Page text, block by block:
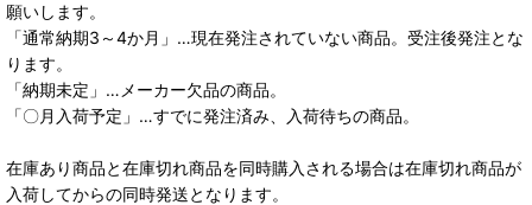
願いします。
「通常納期3～4か月」…現在発注されていない商品。受注後発注とな
ります。
「納期未定」…メーカー欠品の商品。
「〇月入荷予定」…すでに発注済み、入荷待ちの商品。
在庫あり商品と在庫切れ商品を同時購入される場合は在庫切れ商品が
入荷してからの同時発送となります。